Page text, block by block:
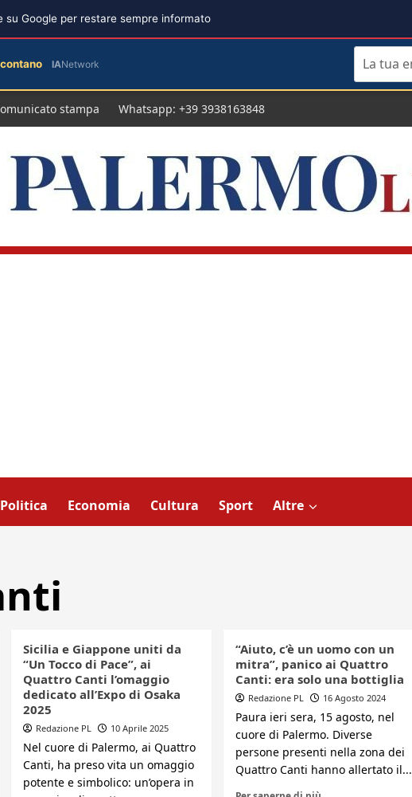
stampa Whatsapp: +39 3938163848
Politica Economia Cultura Sport Altre
Sicilia e Giappone uniti da
“Un Tocco di Pace”, ai
Quattro Canti l’omaggio
dedicato all’Expo di Osaka
2025
Redazione PL 10 Aprile 2025
Nel cuore di Palermo, ai Quattro
Canti, ha preso vita un omaggio
potente e simbolico: un’opera in
“Aiuto, c’è un uomo con un
mitra”, panico ai Quattro
Canti: era solo una bottiglia
Redazione PL 16 Agosto 2024
Paura ieri sera, 15 agosto, nel
cuore di Palermo. Diverse
persone presenti nella zona dei
Quattro Canti hanno allertato il...
Google per restare sempre informato
IANetwork